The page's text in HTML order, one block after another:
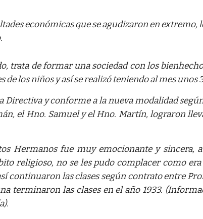
económicas que se agudizaron en
trata de formar una sociedad con los
de los niños y así se realizó teniendo al mes unos
Directiva y conforme a la nueva modalidad
el Hno. Samuel y el Hno. Martín, lograron
Hermanos fue muy emocionante y sincera,
religioso, no se les pudo complacer como
continuaron las clases según contrato entre
terminaron las clases en el año 1933.